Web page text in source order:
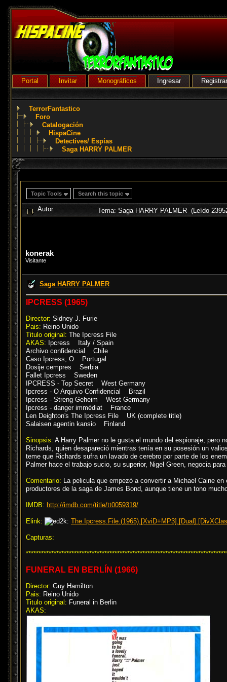
Portal Invitar Monográficos Ingresar
TerrorFantastico
Foro
Catalogación
HispaCine
Detectives/ Espías
Saga HARRY PALMER
Topic Tools Search this topic
Autor Tema: Saga HARRY PALMER (Leído
konerak
Visitante
Saga HARRY PALMER
IPCRESS (1965)
Director: Sidney J. Furie
Pais: Reino Unido
Titulo original: The Ipcress File
AKAS: Ipcress Italy / Spain
Archivo confidencial Chile
Caso Ipcress, O Portugal
Dosije cempres Serbia
Fallet Ipcress Sweden
IPCRESS - Top Secret West Germany
Ipcress - O Arquivo Confidencial Brazil
Ipcress - Streng Geheim West Germany
Ipcress - danger immédiat France
Len Deighton's The Ipcress File UK (complete title)
Salaisen agentin kansio Finland
Sinopsis: A Harry Palmer no le gusta el mundo del espionaje, pero
Richards, quien desapareció mientras tenía en su posesión un
teme que Richards sufra un lavado de cerebro por parte de los
Palmer hace el trabajo sucio, su superior, Nigel Green, negocia
Comentario: La pelicula que empezó a convertir a Michael Caine
productores de la saga de James Bond, aunque tiene un tono
IMDB: http://imdb.com/title/tt0059319/
Elink:
Capturas:
FUNERAL EN BERLÍN (1966)
Director: Guy Hamilton
Pais: Reino Unido
Titulo original: Funeral in Berlin
AKAS: